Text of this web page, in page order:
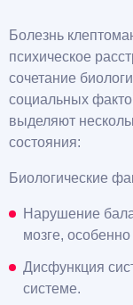
Болезнь
психическое
сочетание
социальных
выделяют
состояния:
Биологические
Нарушение
мозге,
Дисфункция
системе.